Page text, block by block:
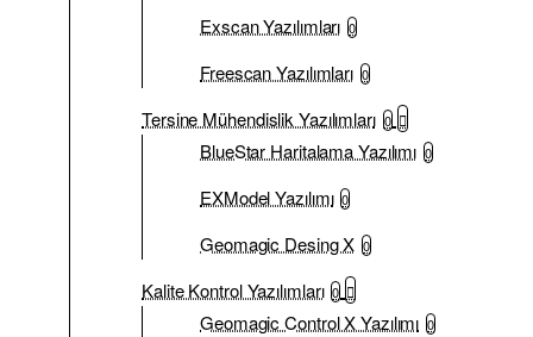
Exscan Yazılımları 0
Freescan Yazılımları 0
Tersine Mühendislik Yazılımları 0
BlueStar Haritalama Yazılımı 0
EXModel Yazılımı 0
Geomagic Desing X 0
Kalite Kontrol Yazılımları 0
Geomagic Control X Yazılımı 0